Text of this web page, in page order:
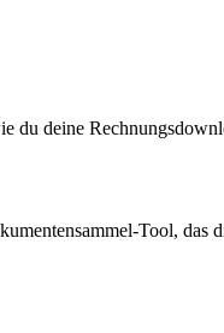
du deine
Tool, das